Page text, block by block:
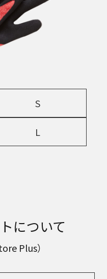
S
L
について
Plus）